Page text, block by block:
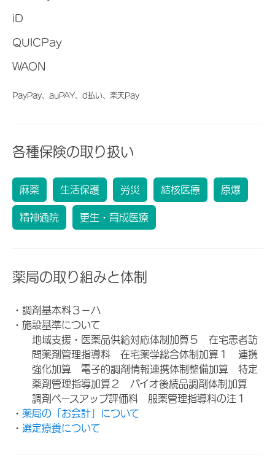
iD
QUICPay
WAON
PayPay、auPAY、d払い、楽天Pay
各種保険の取り扱い
麻薬 生活保護 労災 結核医療 原爆
精神通院 更生・育成医療
薬局の取り組みと体制
・調剤基本料３－ハ
・施設基準について
地域支援・医薬品供給対応体制加算５ 在宅患者訪
問薬剤管理指導料 在宅薬学総合体制加算１ 連携
強化加算 電子的調剤情報連携体制整備加算 特定
薬剤管理指導加算２ バイオ後続品調剤体制加算
調剤ベースアップ評価料 服薬管理指導料の注１
・ 薬局の「お会計」について
・ 選定療養について